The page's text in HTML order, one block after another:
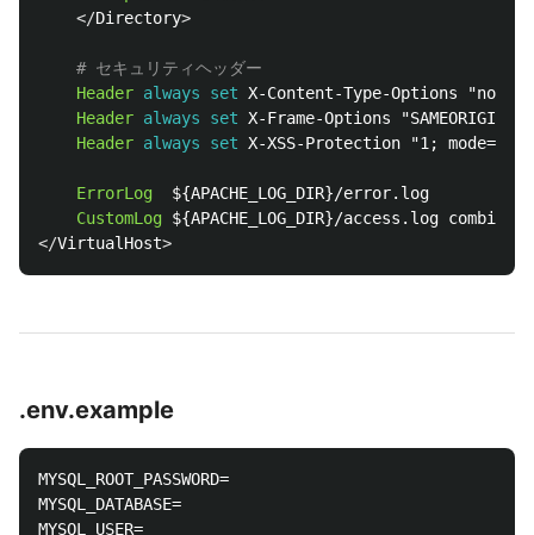
</Directory
# セキュリティヘッダー
Header always set X-Content-Type-Options
Header always set X-Frame-Options "SAMEORIGIN"
Header always set X-XSS-Protection "1;
ErrorLog
  ${APACHE_LOG_DIR}/error.log
CustomLog
</VirtualHost
.env.example
MYSQL_ROOT_PASSWORD=
MYSQL_DATABASE=
MYSQL_USER=